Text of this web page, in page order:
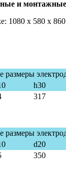
и
1080 х 580 х
h30
317
d20
350